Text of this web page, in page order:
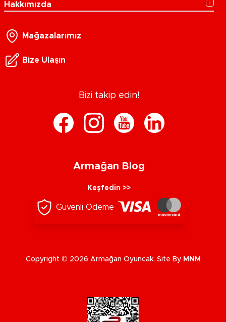
Hakkımızda
Mağazalarımız
Bize Ulaşın
Bizi takip edin!
Armağan Blog
Keşfedin >>
Güvenli Ödeme
Copyright © 2026 Armağan Oyuncak. Site By MNM